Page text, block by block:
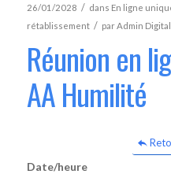
26/01/2028 / dans En ligne
rétablissement / parAdmin Digital
Réunion en
AA Humilité
Date/heure